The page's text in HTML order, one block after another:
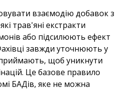
взаємодію добавок з
трав'яні екстракти
або підсилюють ефект
завжди уточнюють у
щоб уникнути
Це базове правило
БАДів, яке не можна